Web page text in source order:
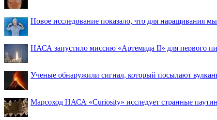
Новое исследование показало, что для наращивания
НАСА запустило миссию «Артемида II» для первого
Ученые обнаружили сигнал, который посылают
Марсоход НАСА «Curiosity» исследует странные